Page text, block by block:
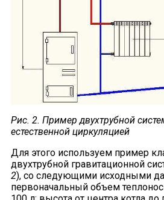
Рис. 2. Пример двухтрубной
естественной циркуляцией
Для этого используем пример
двухтрубной гравитационной
2), со следующими исходными
первоначальный объем